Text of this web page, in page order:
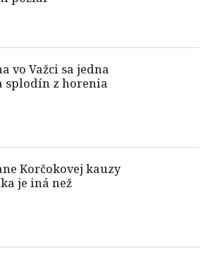
vo Važci sa jedna
splodín z horenia
Korčokovej kauzy
je iná než